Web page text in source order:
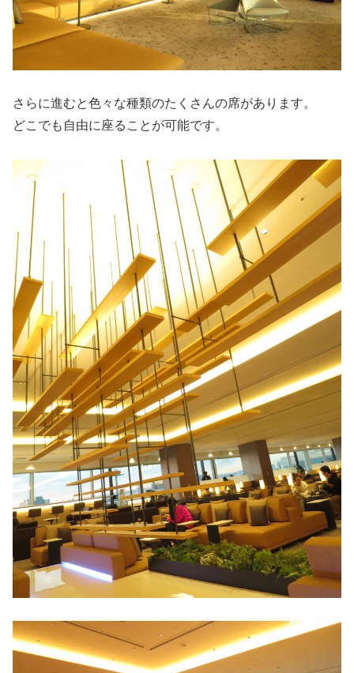
さらに進むと色々な種類のたくさんの席があります。
どこでも自由に座ることが可能です。